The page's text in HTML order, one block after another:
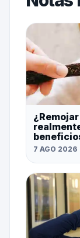
7 AGO 2026